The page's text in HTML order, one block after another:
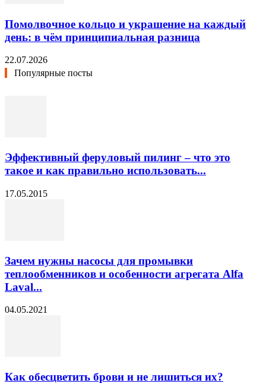
Помолвочное кольцо и украшение на каждый
день: в чём принципиальная разница
22.07.2026
Популярные посты
Эффективный феруловый пилинг – что это
такое и как правильно использовать...
17.05.2015
Зачем нужны насосы для промывки
теплообменников и особенности агрегата Alfa
Laval...
04.05.2021
Как обесцветить брови и не лишиться их?